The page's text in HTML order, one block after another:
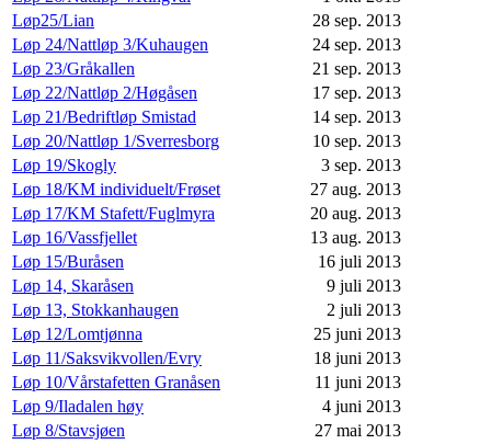
Løp25/Lian
28 sep. 2013
Løp 24/Nattløp 3/Kuhaugen
24 sep. 2013
Løp 23/Gråkallen
21 sep. 2013
Løp 22/Nattløp 2/Høgåsen
17 sep. 2013
Løp 21/Bedriftløp Smistad
14 sep. 2013
Løp 20/Nattløp 1/Sverresborg
10 sep. 2013
Løp 19/Skogly
3 sep. 2013
Løp 18/KM individuelt/Frøset
27 aug. 2013
Løp 17/KM Stafett/Fuglmyra
20 aug. 2013
Løp 16/Vassfjellet
13 aug. 2013
Løp 15/Buråsen
16 juli 2013
Løp 14, Skaråsen
9 juli 2013
Løp 13, Stokkanhaugen
2 juli 2013
Løp 12/Lomtjønna
25 juni 2013
Løp 11/Saksvikvollen/Evry
18 juni 2013
Løp 10/Vårstafetten Granåsen
11 juni 2013
Løp 9/Iladalen høy
4 juni 2013
Løp 8/Stavsjøen
27 mai 2013